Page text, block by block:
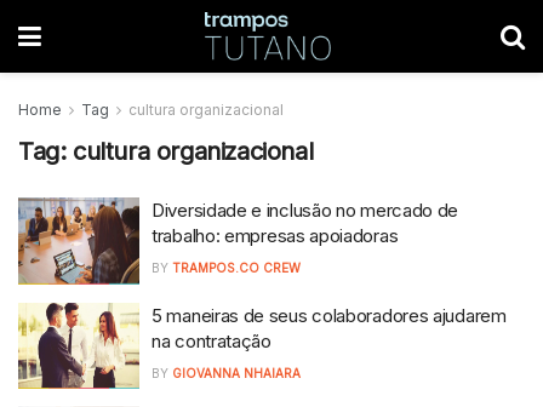
Home Tag cultura organizacional
Tag: cultura organizacional
Diversidade e inclusão no mercado de
trabalho: empresas apoiadoras
BY TRAMPOS.CO CREW
5 maneiras de seus colaboradores ajudarem
na contratação
BY GIOVANNA NHAIARA